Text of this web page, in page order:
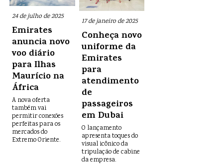
24 de julho de 2025
Emirates
anuncia novo
voo diário
para Ilhas
Maurício na
África
A nova oferta
também vai
permitir conexões
perfeitas para os
mercados do
Extremo Oriente.
17 de janeiro de 2025
Conheça novo
uniforme da
Emirates
para
atendimento
de
passageiros
em Dubai
O lançamento
apresenta toques do
visual icônico da
tripulação de cabine
da empresa.